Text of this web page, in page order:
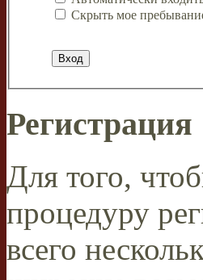
Скрыть мое
Регистрация
Для того,
процедуру
всего